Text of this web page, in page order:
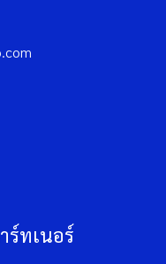
ร์ทเนอร์